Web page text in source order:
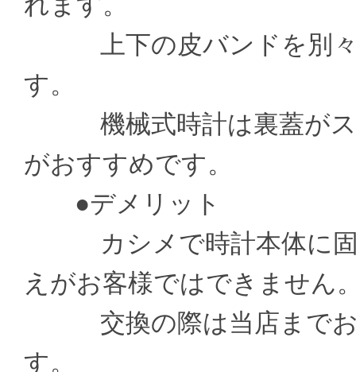
上下の皮バンドを別々
す。
機械式時計は裏蓋がス
がおすすめです。
●デメリット
カシメで時計本体に固
えがお客様ではできません
交換の際は当店までお
す。